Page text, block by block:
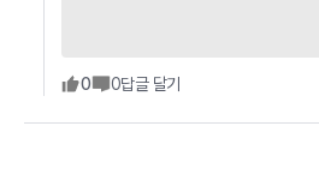
0 0답글 달기